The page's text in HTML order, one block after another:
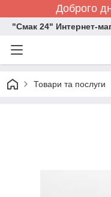
Доброго
"Смак 24" Интернет-
Товари та послуги